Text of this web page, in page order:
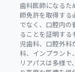
歯科医師になるた
師免許を取得する
でなく、口腔内の
ることを証明す
児歯科、口腔外
科、インプラント
リアパスは多様